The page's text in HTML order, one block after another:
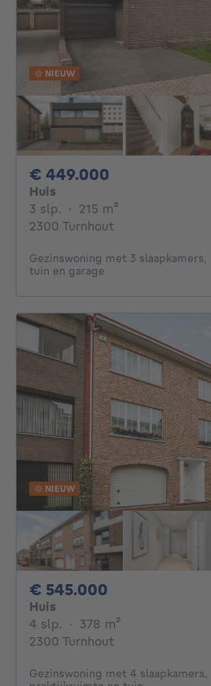
NIEUW
€ 449.000
Huis
3 slp. 3 slaapkamers
· 215 m²
2300 Turnhout
Gezinswoning met 3 slaapkamers,
tuin en garage
NIEUW
€ 545.000
Huis
4 slp. 4 slaapkamers
· 378 m²
2300 Turnhout
Gezinswoning met 4 slaapkamers,